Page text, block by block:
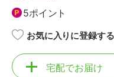
5ポイント
お気に入りに登録する
宅配でお届け